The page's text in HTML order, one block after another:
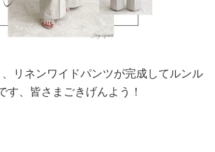
リネンワイドパンツが完成してルンル
す、皆さまごきげんよう！